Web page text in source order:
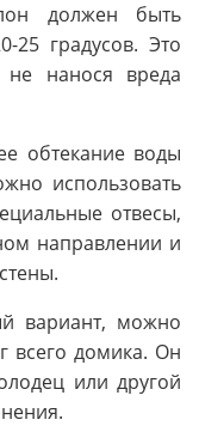
должен быть
25 градусов. Это
не нанося вреда
обтекание воды
использовать
отвесы,
направлении и
вариант, можно
всего домика. Он
или другой